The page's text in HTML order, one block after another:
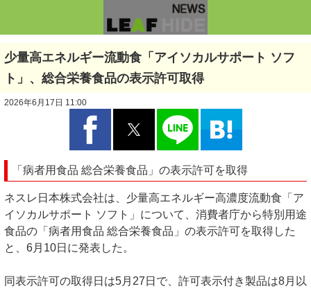
少量高エネルギー流動食「アイソカルサポート ソフ
ト」、総合栄養食品の表示許可取得
2026年6月17日 11:00
「病者用食品 総合栄養食品」の表示許可を取得
ネスレ日本株式会社は、少量高エネルギー高濃度流動食「ア
イソカルサポート ソフト」について、消費者庁から特別用途
食品の「病者用食品 総合栄養食品」の表示許可を取得した
と、6月10日に発表した。
同表示許可の取得日は5月27日で、許可表示付き製品は8月以